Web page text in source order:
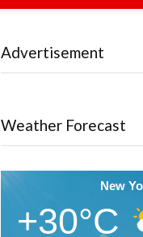
Advertisement
Weather Forecast
New
+30°C